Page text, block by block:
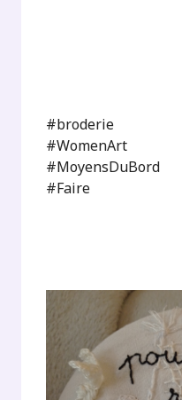
#broderie
#WomenArt
#MoyensDuBord
#Faire